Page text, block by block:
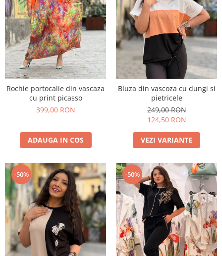
Rochie portocalie din vascaza
cu print picasso
399,00 RON
ADAUGA IN COS
Bluza din vascoza cu dungi si
pietricele
249,00 RON
124,50 RON
VEZI VARIANTE
-50% -50%